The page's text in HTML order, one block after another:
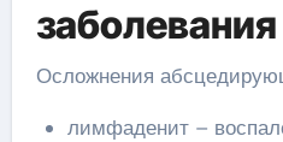
заболевания
Осложнения
лимфаденит –